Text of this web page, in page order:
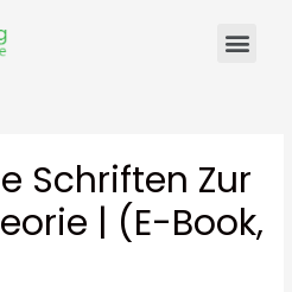
Schriften Zur
| (E-Book,